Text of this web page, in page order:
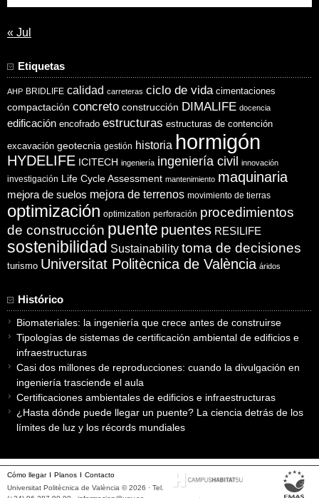
« Jul
Etiquetas
AHP BRIDLIFE calidad carreteras ciclo de vida cimentaciones
compactación concreto construcción DIMALIFE docencia
edificación encofrado estructuras estructuras de contención
excavación geotecnia gestión historia hormigón
HYDELIFE ICITECH ingeniería ingeniería civil innovación
investigación Life Cycle Assessment mantenimiento maquinaria
mejora de suelos mejora de terrenos movimiento de tierras
optimización optimization perforación procedimientos
de construcción puente puentes RESILIFE
sostenibilidad Sustainability toma de decisiones
turismo Universitat Politècnica de València áridos
Histórico
Biomateriales: la ingeniería que crece antes de construirse
Tipologías de sistemas de certificación ambiental de edificios e
infraestructuras
Casi dos millones de reproducciones: cuando la divulgación en
ingeniería trasciende el aula
Certificaciones ambientales de edificios e infraestructuras
¿Hasta dónde puede llegar un puente? La ciencia detrás de los
límites de luz y los récords mundiales
Cómo llegar Planos
Contacto
Universitat Politècnica de València © 2026 · Tel.